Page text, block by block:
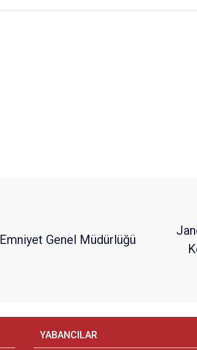
Emniyet Genel Müdürlüğü
YABANCILAR